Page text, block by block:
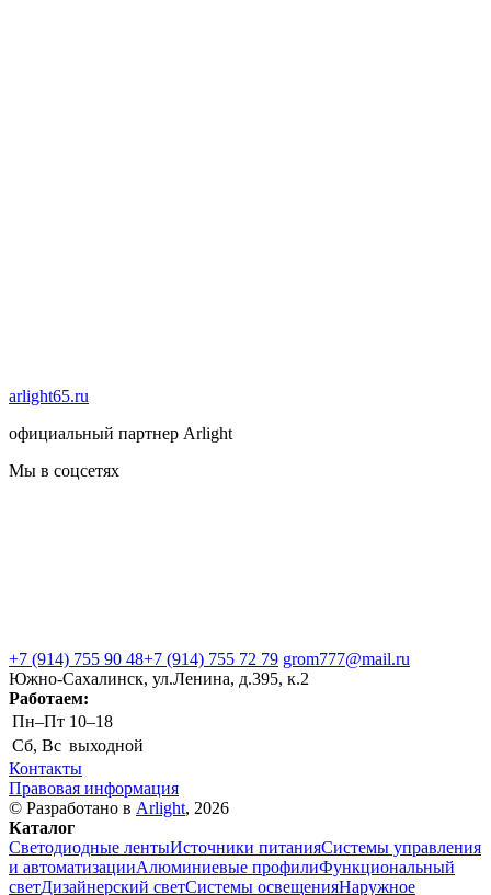
arlight65.ru
официальный партнер Arlight
Мы в соцсетях
+7 (914) 755 90 48+7 (914) 755 72 79 grom777@mail.ru
Южно-Сахалинск, ул.Ленина, д.395, к.2
Работаем:
Пн–Пт 10–18
Сб, Вс выходной
Контакты
Правовая информация
© Разработано в Arlight, 2026
Каталог
Светодиодные лентыИсточники питанияСистемы управления
и автоматизацииАлюминиевые профилиФункциональный
светДизайнерский светСистемы освещенияНаружное